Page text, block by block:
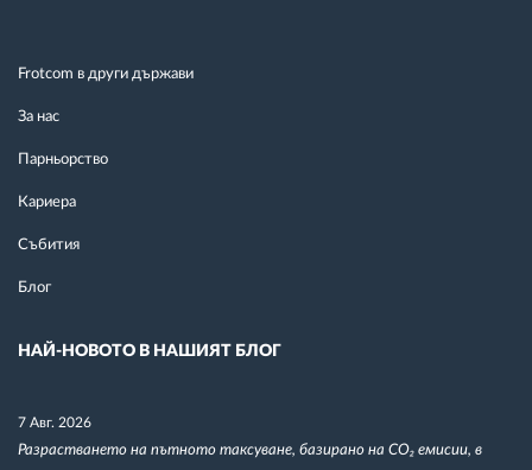
Frotcom в други държави
За нас
Парньорство
Кариера
Събития
Блог
НАЙ-НОВОТО В НАШИЯТ БЛОГ
7 Авг. 2026
Разрастването на пътното таксуване, базирано на CO₂ емисии, в